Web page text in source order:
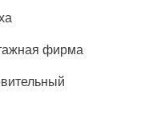
фирма